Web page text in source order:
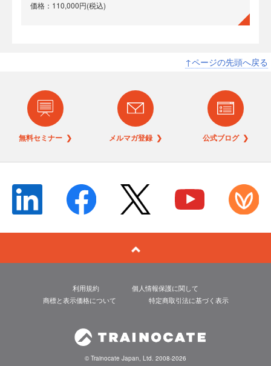
価格：110,000円(税込)
↑ページの先頭へ戻る
無料セミナー ❯ メルマガ登録 ❯ 公式ブログ ❯
利用規約
個人情報保護に関して
商標と表示価格について
特定商取引法に基づく表示
© Trainocate Japan, Ltd. 2008-2026